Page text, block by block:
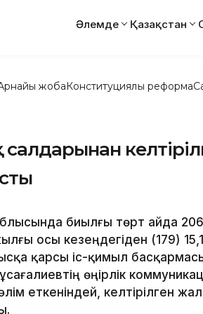
Әлемде Қазақстан
жобаКонституциялық реформа
биылғы төрт айда
осы кезеңдегіден (179)
қарсы іс-қимыл
өңірлік
еткеніндей, келтірілген